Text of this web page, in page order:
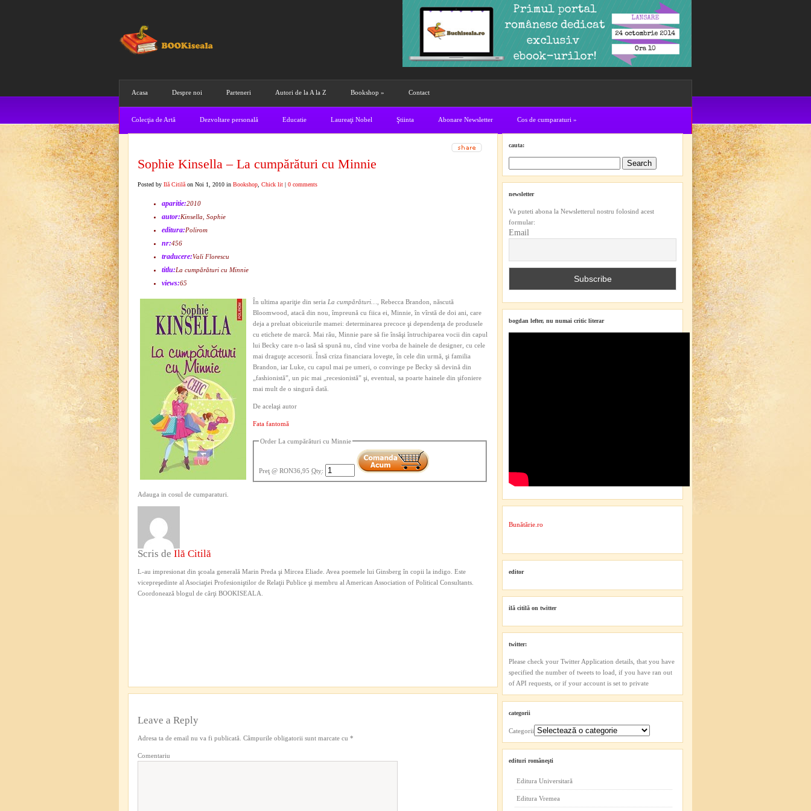
Acasa Despre noi Parteneri Autori de la A la Z Bookshop » Contact
Colecţia de Artă Dezvoltare personală Educatie Laureaţi Nobel Ştiinta Abonare Newsletter Cos de cumparaturi »
Sophie Kinsella – La cumpărături cu Minnie
Posted by Ilă Citilă on Noi 1, 2010 in Bookshop Chick lit | 0 comments
aparitie:2010
autor:Kinsella, Sophie
editura:Polirom
nr:456
traducere:Vali Florescu
titlu:La cumpărături cu Minnie
views:65
În ultima apariţie din seria La cumpărături…
, Rebecca Brandon, născută
Bloomwood, atacă din nou, împreună cu fiica ei, Minnie, în vîrstă de doi ani, care
deja a preluat obiceiurile mamei: determinarea precoce şi dependenţa de produsele
cu etichete de marcă. Mai rău, Minnie pare să fie însăşi întruchiparea vocii din capul
lui Becky care n-o lasă să spună nu, cînd vine vorba de hainele de designer, cu cele
mai draguţe accesorii. Însă criza financiara loveşte, în cele din urmă, şi familia
Brandon, iar Luke, cu capul mai pe umeri, o convinge pe Becky să devină din
„fashionistă”, un pic mai „recesionistă” şi, eventual, sa poarte hainele din şifoniere
mai mult de o singură dată.
De acelaşi autor
Fata fantomă
Order La cumpărături cu Minnie
Preţ @ RON36,95 Qty:
Adauga in cosul de cumparaturi.
Scris de Ilă Citilă
L-au impresionat din şcoala generală Marin Preda şi Mircea Eliade. Avea poemele lui Ginsberg în copii la indigo. Este
vicepreşedinte al Asociaţiei Profesioniştilor de Relaţii Publice şi membru al American Association of Political Consultants.
Coordonează blogul de cărţi BOOKISEALA.
Leave a Reply
Adresa ta de email nu va fi publicată. Câmpurile obligatorii sunt marcate cu *
Comentariu
cauta:
newsletter
Va puteti abona la Newsletterul nostru folosind acest
formular:
Email
bogdan lefter, nu numai critic literar
Bunătărie.ro
editor
ilă citilă on twitter
twitter:
Please check your Twitter Application details, that you have
specified the number of tweets to load, if you have ran out
of API requests, or if your account is set to private
categorii
Categorii
edituri româneşti
Editura Universitară
Editura Vremea